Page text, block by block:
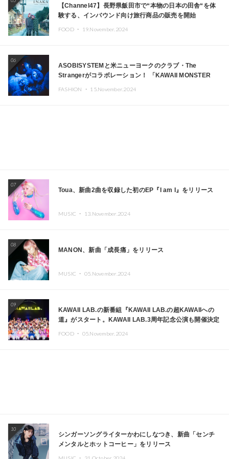
【Channel47】長野県飯田市で“本物の日本の田舎“を体
験する、インバウンド向け旅行商品の販売を開始
FOOD ・ 19.November.2024
06
ASOBISYSTEMと米ニューヨークのクラブ・The
Strangerがコラボレーション！ 「KAWAII MONSTER
FASHION ・ 15.November.2024
07
Toua、新曲2曲を収録した初のEP『I am I』をリリース
MUSIC ・ 13.November.2024
08
MANON、新曲「成長痛」をリリース
MUSIC ・ 05.November.2024
09
KAWAII LAB.の新番組『KAWAII LAB.の超KAWAIIへの
道』がスタート。KAWAII LAB.3周年記念公演も開催決定
FOOD ・ 05.November.2024
10
シンガーソングライターかわにしなつき、新曲「センチ
メンタルとホットコーヒー」をリリース